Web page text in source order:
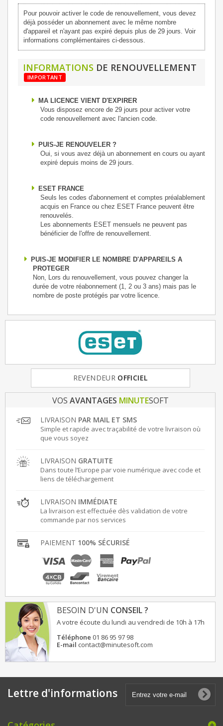
Pour pouvoir activer le code de renouvellement, vous devez
déjà posséder un abonnement avec le même nombre
d'appareil et n'ayant pas expiré depuis plus de 29 jours. Voir
informations complémentaires ci-dessous.
INFORMATIONS DE RENOUVELLEMENT
IMPORTANT
MA LICENCE VIENT D'EXPIRER
Vous disposez encore de 29 jours pour activer votre
code renouvellement avec l'ancien code.
PUIS-JE RENOUVELER ?
Oui, si vous avez déjà un abonnement en cours ou ayant
expiré depuis moins de 29 jours.
ESET FRANCE
Seuls les codes d'abonnement et comptes préalablement
acquis en France ou chez ESET France peuvent être
renouvelés.
Les abonnements ESET mensuels ne peuvent pas
bénéficier de l'offre de renouvellement.
PUIS-JE MODIFIER LE NOMBRE D'APPAREILS A
PROTEGER
Non, Lors du renouvellement, vous pouvez changer la
durée de votre réabonnement (1, 2 ou 3 ans) mais pas le
nombre de poste protégés par votre licence.
REVENDEUR OFFICIEL
FRANCE & EUROPE
VOS AVANTAGES MINUTESOFT
LIVRAISON PAR MAIL ET SMS
Simple et rapide avec traçabilité de votre livraison où
que vous soyez
LIVRAISON GRATUITE
Dans toute l’Europe par voie numérique avec code et
liens de téléchargement
LIVRAISON IMMÉDIATE
La livraison est effectuée dès validation de votre
commande par nos services
PAIEMENT 100% SÉCURISÉ
BESOIN D'UN CONSEIL ?
A votre écoute du lundi au vendredi de 10h à 17h
Téléphone 01 86 95 97 98
E-mail contact@minutesoft.com
Lettre d'informations